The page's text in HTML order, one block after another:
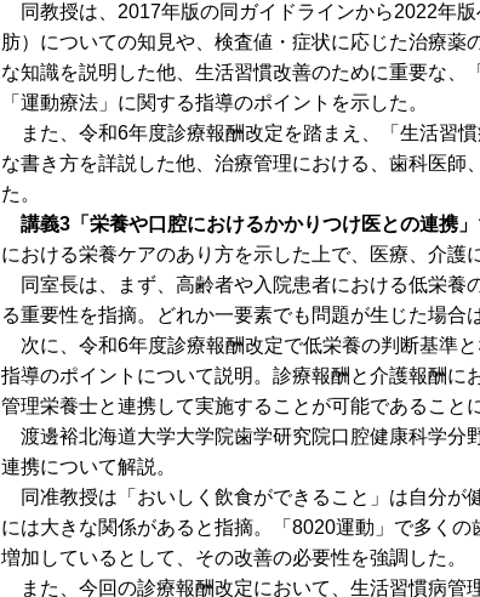
同教授は、2017年版の同ガイドラインから2022年
肪）についての知見や、検査値・症状に応じた治療
な知識を説明した他、生活習慣改善のために重要な、
「運動療法」に関する指導のポイントを示した。
また、令和6年度診療報酬改定を踏まえ、「生活習
な書き方を詳説した他、治療管理における、歯科医
た。
講義3「栄養や口腔におけるかかりつけ医との連携」
における栄養ケアのあり方を示した上で、医療、介護
同室長は、まず、高齢者や入院患者における低栄養
る重要性を指摘。どれか一要素でも問題が生じた場合
次に、令和6年度診療報酬改定で低栄養の判断基準
指導のポイントについて説明。診療報酬と介護報酬
管理栄養士と連携して実施することが可能であること
渡邊裕北海道大学大学院歯学研究院口腔健康科学分
連携について解説。
同准教授は「おいしく飲食ができること」は自分が
には大きな関係があると指摘。「8020運動」で多く
増加しているとして、その改善の必要性を強調した。
また、今回の診療報酬改定において、生活習慣病管